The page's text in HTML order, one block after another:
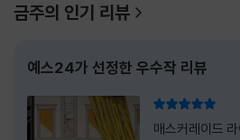
금주의 인기 리뷰
예스24가 선정한 우수작 리뷰
매스커레이드